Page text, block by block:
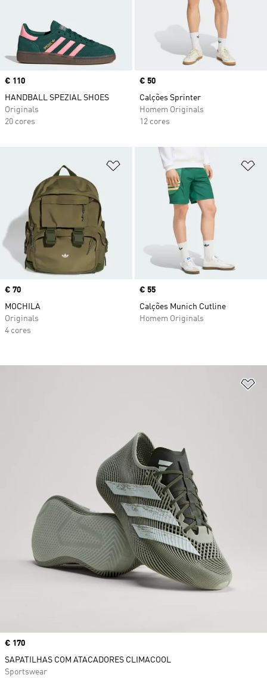
Price
€ 110
HANDBALL SPEZIAL SHOES
Originals
20 cores
Price
€ 50
Calções Sprinter
Homem Originals
12 cores
Adicionar à Lista de Desejos
Price
€ 70
MOCHILA
Originals
4 cores
Price
€ 55
Calções Munich Cutline
Homem Originals
Price
€ 170
SAPATILHAS COM ATACADORES CLIMACOOL
Sportswear